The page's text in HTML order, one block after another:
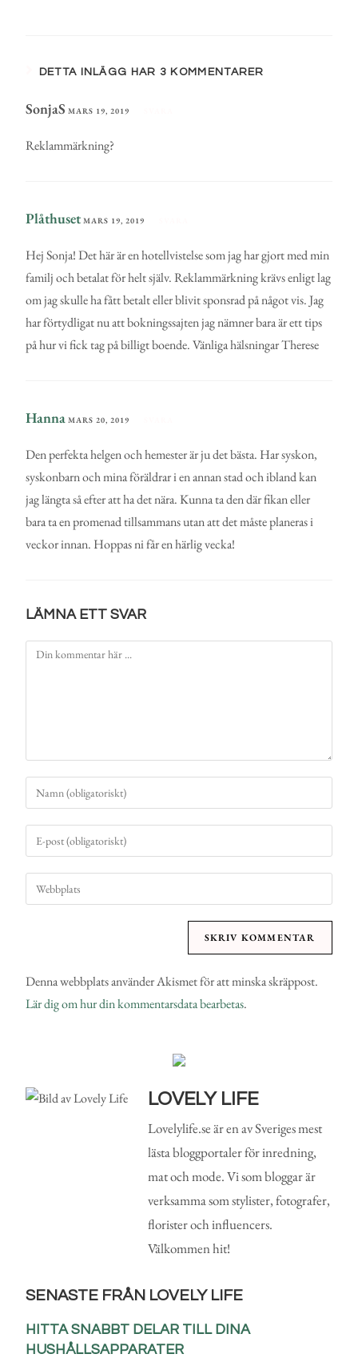
DETTA INLÄGG HAR 3 KOMMENTARER
SonjaS MARS 19, 2019
Reklammärkning?
Plåthuset MARS 19, 2019
Hej Sonja! Det här är en hotellvistelse som jag har gjort med min
familj och betalat för helt själv. Reklammärkning krävs enligt lag
om jag skulle ha fått betalt eller blivit sponsrad på något vis. Jag
har förtydligat nu att bokningssajten jag nämner bara är ett tips
på hur vi fick tag på billigt boende. Vänliga hälsningar Therese
Hanna MARS 20, 2019
Den perfekta helgen och hemester är ju det bästa. Har syskon,
syskonbarn och mina föräldrar i en annan stad och ibland kan
jag längta så efter att ha det nära. Kunna ta den där fikan eller
bara ta en promenad tillsammans utan att det måste planeras i
veckor innan. Hoppas ni får en härlig vecka!
LÄMNA ETT SVAR
Denna webbplats använder Akismet för att minska skräppost.
Lär dig om hur din kommentarsdata bearbetas.
LOVELY LIFE
Lovelylife.se är en av Sveriges mest
lästa bloggportaler för inredning,
mat och mode. Vi som bloggar är
verksamma som stylister, fotografer,
florister och influencers.
Välkommen hit!
SENASTE FRÅN LOVELY LIFE
HITTA SNABBT DELAR TILL DINA
HUSHÅLLSAPPARATER